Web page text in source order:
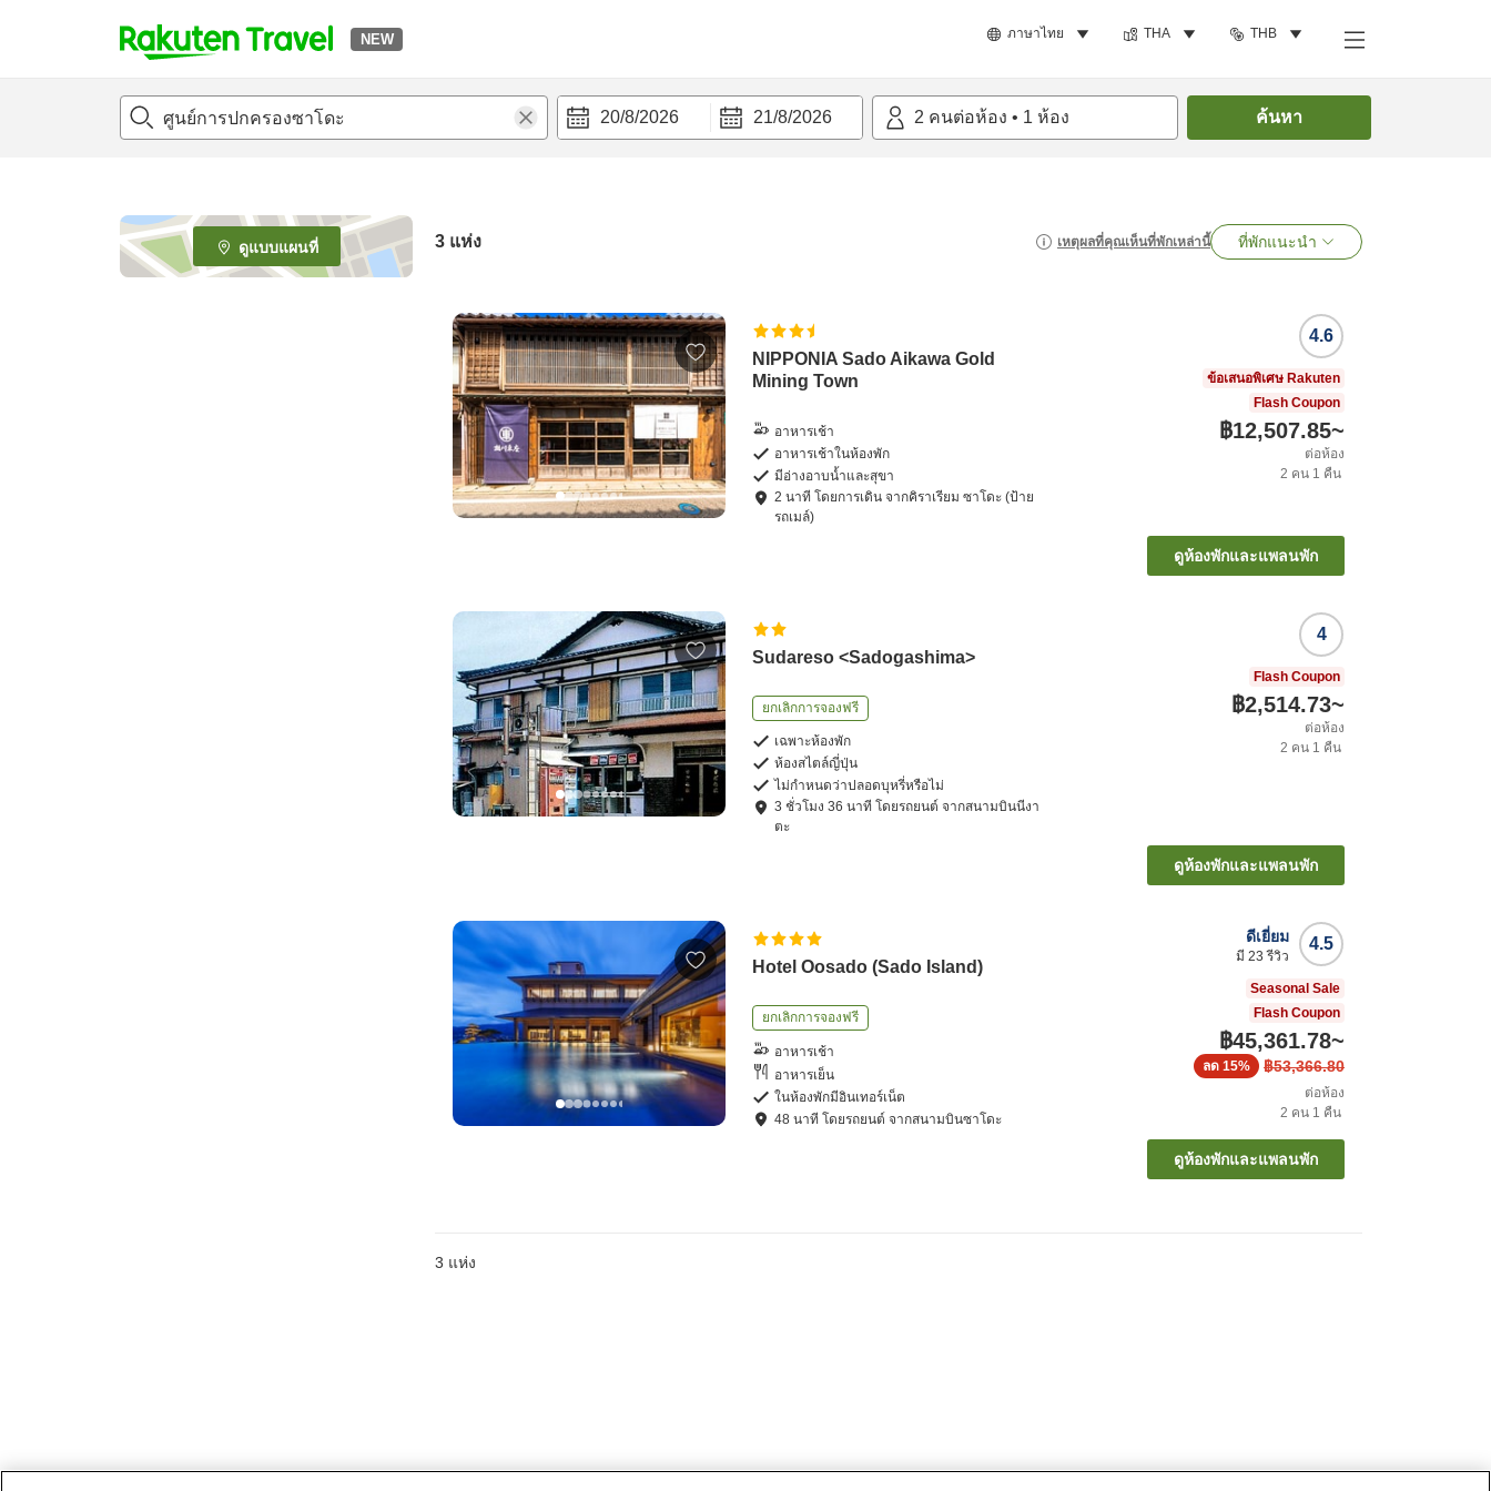
NEW ภาษาไทย THA THB
t
p
e
_
s
20/8/2026 21/8/2026 2 คนต่อห้อง • 1 ห้อง ค้นหา
ดูแบบแผนที่ 3 แห่ง เหตุผลที่คุณเห็นที่พักเหล่านี้ ที่พักแนะนำ
NIPPONIA Sado Aikawa Gold
Mining Town
อาหารเช้า
อาหารเช้าในห้องพัก
มีอ่างอาบน้ำและสุขา
2 นาที โดยการเดิน จากคิราเรียม ซาโดะ (ป้าย
รถเมล์)
4.6
ข้อเสนอพิเศษ Rakuten
Flash Coupon
฿12,507.85~
ต่อห้อง
2 คน 1 คืน
ดูห้องพักและแพลนพัก
Sudareso <Sadogashima>
ยกเลิกการจองฟรี
เฉพาะห้องพัก
ห้องสไตล์ญี่ปุ่น
ไม่กำหนดว่าปลอดบุหรี่หรือไม่
3 ชั่วโมง36 นาที โดยรถยนต์ จากสนามบินนีงา
ตะ
4
Flash Coupon
฿2,514.73~
ต่อห้อง
2 คน 1 คืน
ดูห้องพักและแพลนพัก
Hotel Oosado (Sado Island)
ยกเลิกการจองฟรี
อาหารเช้า
อาหารเย็น
ในห้องพักมีอินเทอร์เน็ต
48 นาที โดยรถยนต์ จากสนามบินซาโดะ
4.5
ดีเยี่ยม
มี 23 รีวิว
Seasonal Sale
Flash Coupon
฿45,361.78~
฿53,366.80
ลด 15%
ต่อห้อง
2 คน 1 คืน
ดูห้องพักและแพลนพัก
3 แห่ง